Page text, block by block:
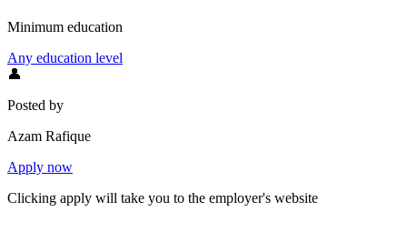
Minimum education
Any education level
👤
Posted by
Azam Rafique
Apply now
Clicking apply will take you to the employer's website